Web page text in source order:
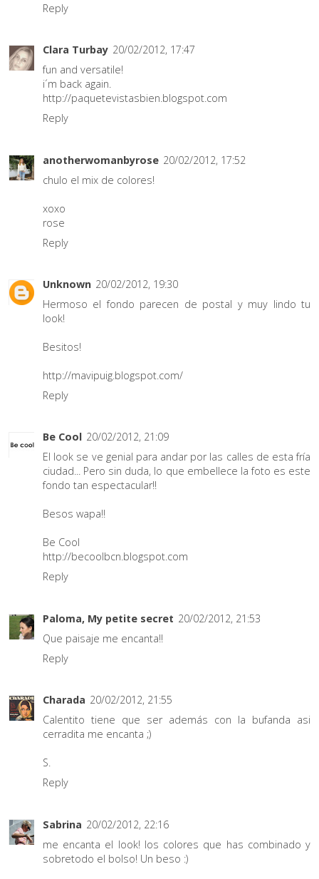
Reply
Clara Turbay 20/02/2012, 17:47
fun and versatile!
i´m back again.
http://paquetevistasbien.blogspot.com
Reply
anotherwomanbyrose 20/02/2012, 17:52
chulo el mix de colores!
xoxo
rose
Reply
Unknown 20/02/2012, 19:30
Hermoso el fondo parecen de postal y muy lindo tu
look!
Besitos!
http://mavipuig.blogspot.com/
Reply
Be Cool 20/02/2012, 21:09
El look se ve genial para andar por las calles de esta fría
ciudad... Pero sin duda, lo que embellece la foto es este
fondo tan espectacular!!
Besos wapa!!
Be Cool
http://becoolbcn.blogspot.com
Reply
Paloma, My petite secret 20/02/2012, 21:53
Que paisaje me encanta!!
Reply
Charada 20/02/2012, 21:55
Calentito tiene que ser además con la bufanda asi
cerradita me encanta ;)
S.
Reply
Sabrina 20/02/2012, 22:16
me encanta el look! los colores que has combinado y
sobretodo el bolso! Un beso :)